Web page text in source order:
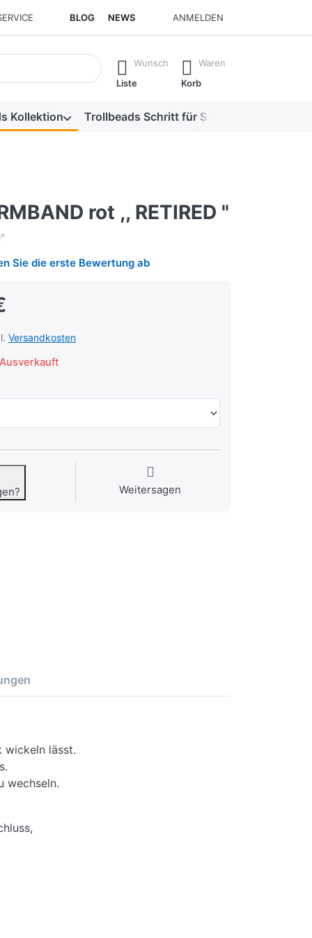
BLOG NEWS ANMELDEN
erste Ergebnisse. Drücken Sie die Eingabetaste, um alle
Wunsch
Liste
Waren
Korb
Kollektion Trollbeads Schritt für Schritt
rot ,, RETIRED "
Sie die erste Bewertung ab
Versandkosten
Weitersagen
wickeln lässt.
wechseln.